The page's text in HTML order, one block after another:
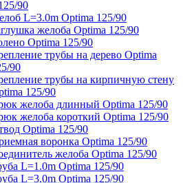
90
L=3.0m Optima 125/90
желоба Optima 125/90
Optima 125/90
трубы на дерево Optima
90
трубы на кирпичную стену
125/90
желоба длинный Optima 125/90
желоба короткий Optima 125/90
Optima 125/90
воронка Optima 125/90
желоба Optima 125/90
L=1.0m Optima 125/90
L=3.0m Optima 125/90